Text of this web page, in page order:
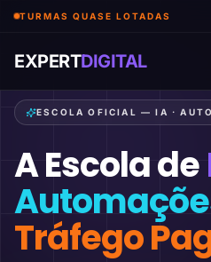
TURMAS QUASE LOTADAS
EXPERTDIGITAL
ESCOLA OFICIAL — IA ·
A Escola de
Tráfego